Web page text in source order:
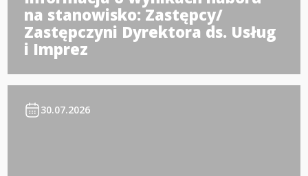
na stanowisko: Zastępcy/
Zastępczyni Dyrektora ds. Usług
i Imprez
30.07.2026